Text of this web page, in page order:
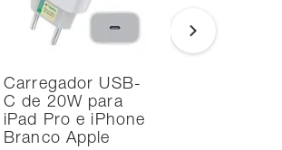
Carregador USB-
C de 20W para
iPad Pro e iPhone
Branco Apple